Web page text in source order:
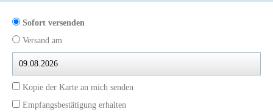
Sofort versenden
Versand am
Kopie der Karte an mich senden
Empfangsbestätigung erhalten